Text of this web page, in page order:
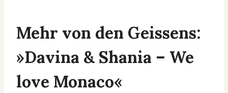
Mehr von den Geissens:
»Davina & Shania – We
love Monaco«